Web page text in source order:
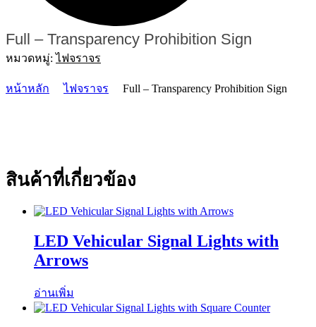
Full – Transparency Prohibition Sign
หมวดหมู่:ไฟจราจร
หน้าหลัก ไฟจราจร Full – Transparency Prohibition Sign
สินค้าที่เกี่ยวข้อง
LED Vehicular Signal Lights with
Arrows
อ่านเพิ่ม